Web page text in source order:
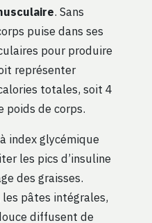
. Sans
puise dans ses
pour produire
représenter
totales, soit 4
poids de corps.
index glycémique
les pics d’insuline
des graisses.
les pâtes intégrales,
diffusent de